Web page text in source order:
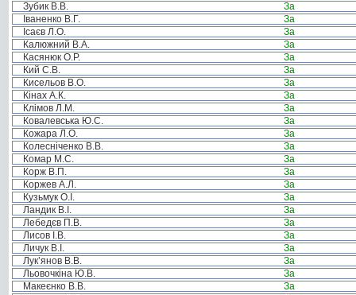
Зубик В.В.
За
Іваненко В.Г.
За
Ісаєв Л.О.
За
Калюжний В.А.
За
Касянюк О.Р.
За
Кий С.В.
За
Кисельов В.О.
За
Кінах А.К.
За
Клімов Л.М.
За
Ковалевська Ю.С.
За
Кожара Л.О.
За
Колесніченко В.В.
За
Комар М.С.
За
Корж В.П.
За
Коржев А.Л.
За
Кузьмук О.І.
За
Ландик В.І.
За
Лебедєв П.В.
За
Лисов І.В.
За
Личук В.І.
За
Лук’янов В.В.
За
Льовочкіна Ю.В.
За
Макеєнко В.В.
За